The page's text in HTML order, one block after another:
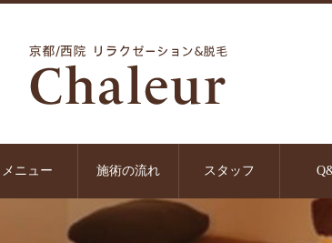
メニュー 施術の流れ スタッフ